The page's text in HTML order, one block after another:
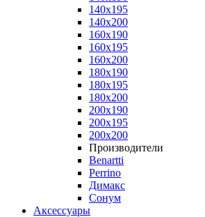
140x195
140x200
160x190
160x195
160x200
180x190
180x195
180x200
200x190
200x195
200x200
Производители
Benartti
Perrino
Димакс
Сонум
Аксессуары